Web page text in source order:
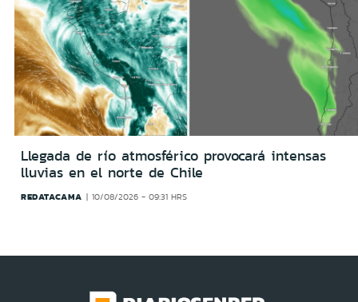
Llegada de río atmosférico provocará intensas
lluvias en el norte de Chile
REDATACAMA 10/08/2026 - 09:31 HRS